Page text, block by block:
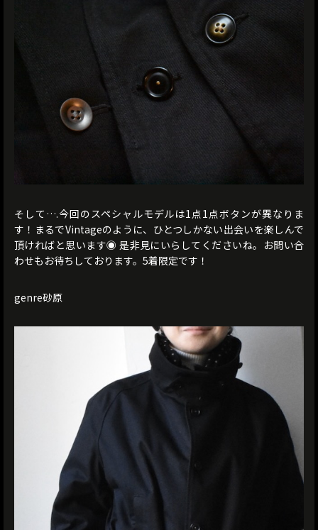
そして….今回のスペシャルモデルは1点1点ボタンが異なりま
す！まるでVintageのように、ひとつしかない出会いを楽しんで
頂ければと思います◉ 是非見にいらしてくださいね。お問い合
わせもお待ちしております。5着限定です！
genre砂原